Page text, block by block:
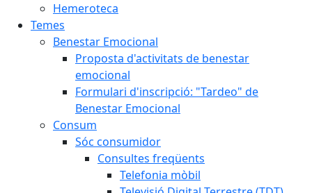
Hemeroteca
Temes
Benestar Emocional
Proposta d'activitats de benestar
emocional
Formulari d'inscripció: "Tardeo" de
Benestar Emocional
Consum
Sóc consumidor
Consultes freqüents
Telefonia mòbil